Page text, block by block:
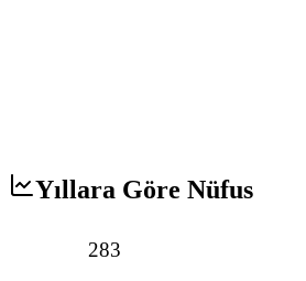
Yıllara Göre Nüfus
283